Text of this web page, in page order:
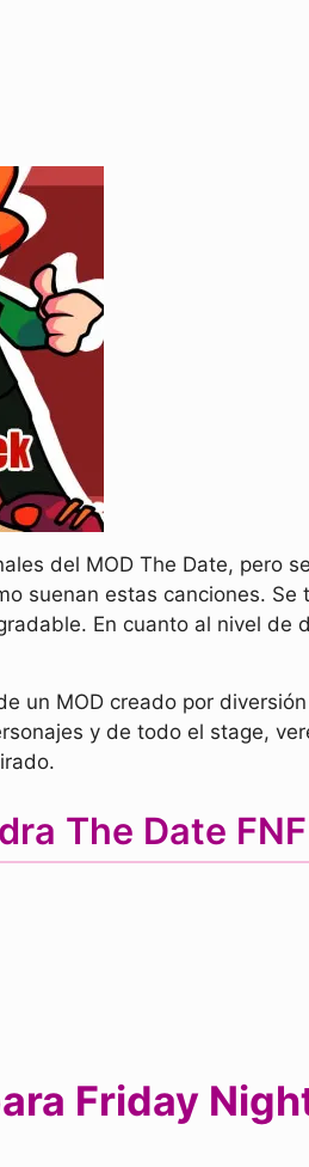
del MOD The Date, pero
suenan estas canciones. Se
En cuanto al nivel de
un MOD creado por
y de todo el stage,
The Date
Friday